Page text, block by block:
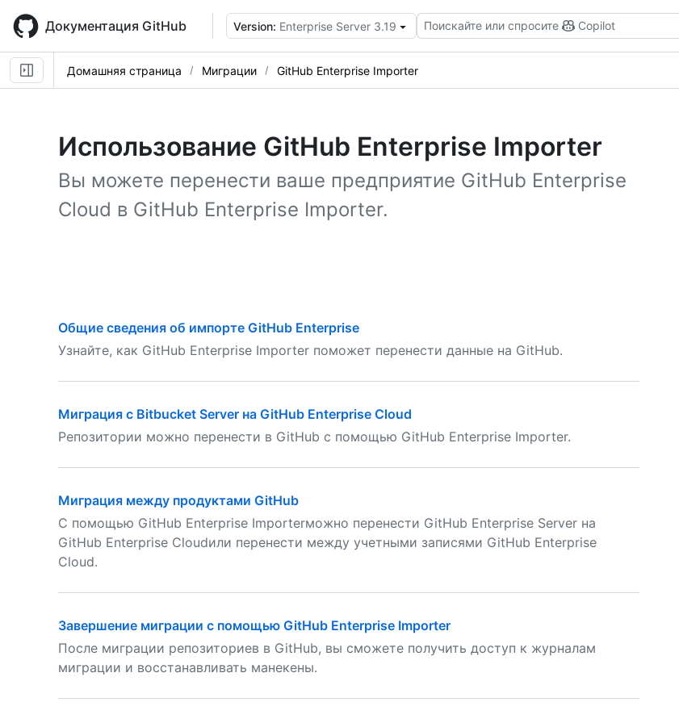
main
content
Документация GitHub Version: Enterprise Server 3.19 Поискайте или спросите Copilot
Домашняя страница Миграции GitHub Enterprise Importer
Использование GitHub Enterprise Importer
Вы можете перенести ваше предприятие GitHub Enterprise
Cloud в GitHub Enterprise Importer.
Общие сведения об импорте GitHub Enterprise
Узнайте, как GitHub Enterprise Importer поможет перенести данные на GitHub.
Миграция с Bitbucket Server на GitHub Enterprise Cloud
Репозитории можно перенести в GitHub с помощью GitHub Enterprise Importer.
Миграция между продуктами GitHub
С помощью GitHub Enterprise Importerможно перенести GitHub Enterprise Server на
GitHub Enterprise Cloudили перенести между учетными записями GitHub Enterprise
Cloud.
Завершение миграции с помощью GitHub Enterprise Importer
После миграции репозиториев в GitHub, вы сможете получить доступ к журналам
миграции и восстанавливать манекены.